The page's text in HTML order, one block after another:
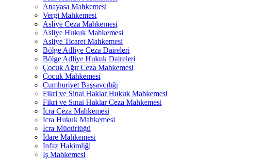
Anayasa Mahkemesi
Vergi Mahkemesi
Asliye Ceza Mahkemesi
Asliye Hukuk Mahkemesi
Asliye Ticaret Mahkemesi
Bölge Adliye Ceza Daireleri
Bölge Adliye Hukuk Daireleri
Çocuk Ağır Ceza Mahkemesi
Çocuk Mahkemesi
Cumhuriyet Başsavcılığı
Fikri ve Sinai Haklar Hukuk Mahkemesi
Fikri ve Sınai Haklar Ceza Mahkemesi
İcra Ceza Mahkemesi
İcra Hukuk Mahkemesi
İcra Müdürlüğü
İdare Mahkemesi
İnfaz Hakimliği
İş Mahkemesi